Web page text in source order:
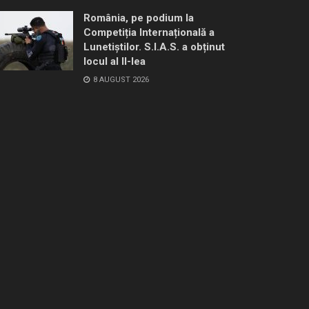
România, pe podium la
Competiția Internațională a
Lunetiștilor. S.I.A.S. a obținut
locul al II-lea
8 AUGUST 2026